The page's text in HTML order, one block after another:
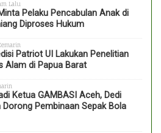
Lalu
Pelaku Pencabulan Anak di
Diproses Hukum
Patriot UI Lakukan Penelitian
Alam di Papua Barat
Ketua GAMBASI Aceh, Dedi
Dorong Pembinaan Sepak Bola